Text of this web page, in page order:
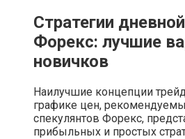
Стратегии
Форекс: лучшие
новичков
Наилучшие концепции
графике цен,
спекулянтов Форекс,
прибыльных и простых